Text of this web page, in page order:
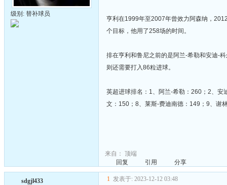
级别: 替补球员
亨利在1999年至2007年曾效力阿森纳，
个目标，他用了258场的时间。
排在亨利和鲁尼之前的是阿兰-希勒和安迪-
则还需要打入86粒进球。
英超进球排名：1、阿兰-希勒：260；2、
文：150；8、莱斯-费迪南德：149；9、谢
来自： 顶端
回复
引用 分享
sdgjl433 1 发表于: 2023-12-12 03:48